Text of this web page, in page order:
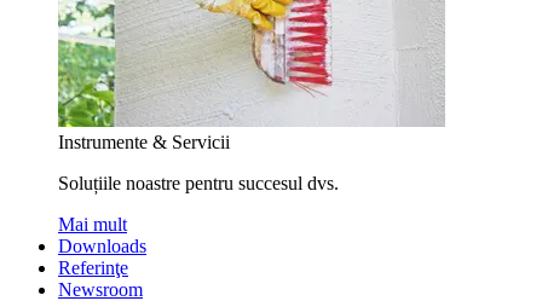
Instrumente & Servicii
Soluțiile noastre pentru succesul dvs.
Mai mult
Downloads
Referinţe
Newsroom